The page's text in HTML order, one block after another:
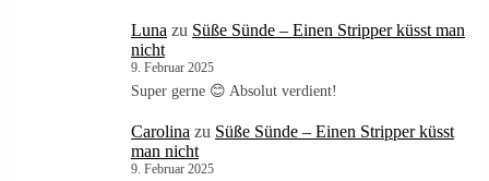
Luna zu Süße Sünde – Einen Stripper küsst man
nicht
9. Februar 2025
Super gerne 😊 Absolut verdient!
Carolina zu Süße Sünde – Einen Stripper küsst
man nicht
9. Februar 2025